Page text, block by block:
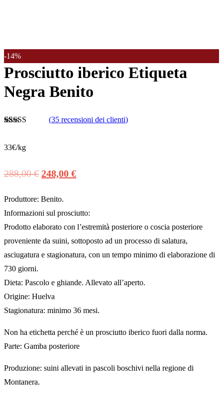
-14%
Prosciutto iberico Etiqueta
Negra Benito
base di
(35 recensioni dei clienti)
33€/kg
288,00€
prezzo
originale
288,00 €.
248,00 €
prezzo
attuale
248,00 €.
Produttore: Benito.
Informazioni sul prosciutto:
Prodotto elaborato con l’estremità posteriore o coscia posteriore
proveniente da suini, sottoposto ad un processo di salatura,
asciugatura e stagionatura, con un tempo minimo di elaborazione di
730 giorni.
Dieta: Pascolo e ghiande. Allevato all’aperto.
Origine: Huelva
Stagionatura: minimo 36 mesi.
Non ha etichetta perché è un prosciutto iberico fuori dalla norma.
Parte: Gamba posteriore
Produzione: suini allevati in pascoli boschivi nella regione di
Montanera.